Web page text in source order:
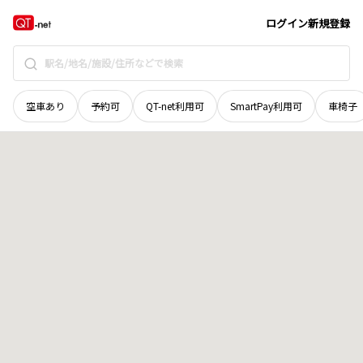
ログイン新規登録
空車あり 予約可 QT-net利用可 SmartPay利用可 車椅子
山梨県